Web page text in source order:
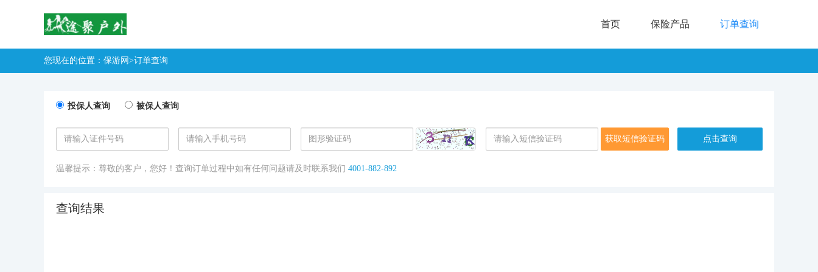
首页 保险产品 订单查询
您现在的位置： 保游网 >订单查询
投保人查询 被保人查询
获取短信验证码 点击查询
温馨提示：尊敬的客户，您好！查询订单过程中如有任何问题请及时联系我们 4001-882-892
查询结果